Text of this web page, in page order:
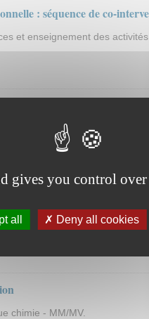
: séquence de co-
et enseignement des
: Séquence de co-
et enseignement des activités
et enseignement des
chimie - MM/MV.
gives you control
all Deny all cookies